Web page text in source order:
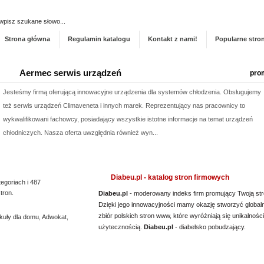
Strona główna Regulamin katalogu Kontakt z nami! Popularne
Aermec serwis urządzeń
Jesteśmy firmą oferującą innowacyjne urządzenia dla systemów chłodzenia. Obsługujemy
też serwis urządzeń Climaveneta i innych marek. Reprezentujący nas pracownicy to
wykwalifikowani fachowcy, posiadający wszystkie istotne informacje na temat urządzeń
chłodniczych. Nasza oferta uwzględnia również wyn...
Szukasz godnego zaufania dostawcy akcesoriów do pakowania? jak najszybciej przejrzyj
naszą propozycję. Uwzględnia ona dobre jakościowo worki do pasteryzacji i szereg
innych wyrobów. Sprzedajemy również worki doypack, a jeżeli tym, czego szukasz, są
worki do sterylizacji, również je u nas nabędziesz....
Diabeu.pl - katalog stron firmowych
Diabeu.pl - moderowany indeks firm promujący Twoją
Dzięki jego innowacyjności mamy okazję stworzyć
zbiór polskich stron www, które wyróżniają się
użytecznością. Diabeu.pl - diabelsko pobudzający.
i 487
dla domu Adwokat